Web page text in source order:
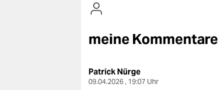
sport
berlin
wahrheit
meine Kommentare
Patrick Nürge
09.04.2026 , 19:07 Uhr